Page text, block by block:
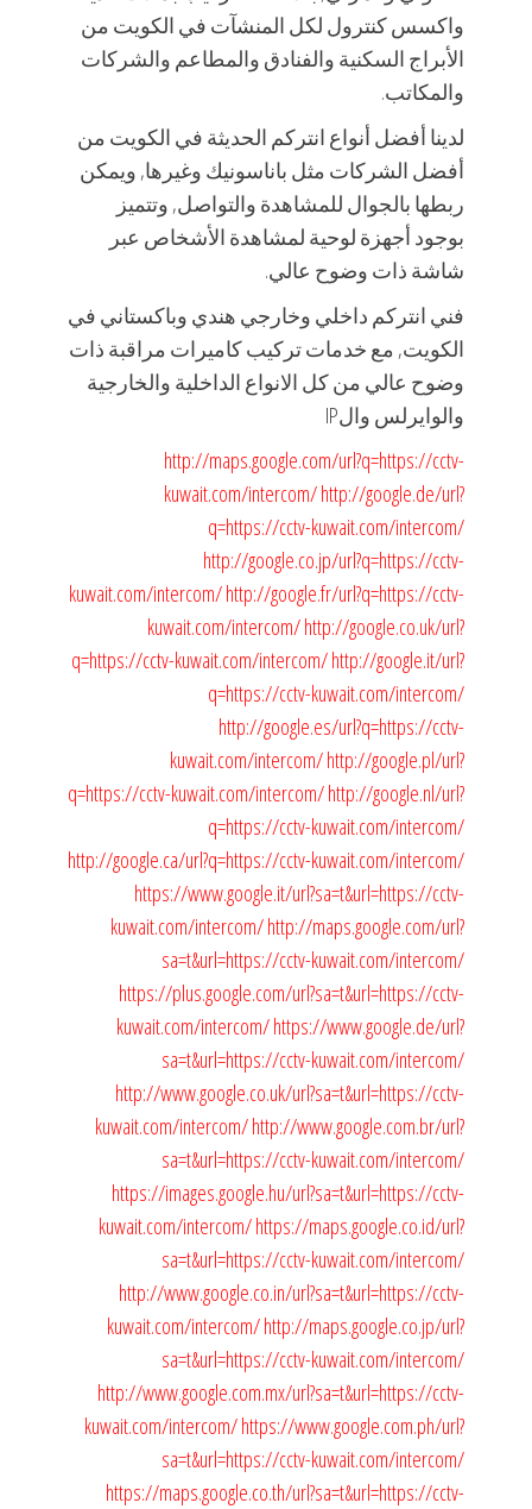
واكسس كنترول لكل المنشآت في الكويت من
الأبراج السكنية والفنادق والمطاعم والشركات
والمكاتب.
لدينا أفضل أنواع انتركم الحديثة في الكويت من
أفضل الشركات مثل باناسونيك وغيرها, ويمكن
ربطها بالجوال للمشاهدة والتواصل, وتتميز
بوجود أجهزة لوحية لمشاهدة الأشخاص عبر
شاشة ذات وضوح عالي.
فني انتركم داخلي وخارجي هندي وباكستاني في
الكويت, مع خدمات تركيب كاميرات مراقبة ذات
وضوح عالي من كل الانواع الداخلية والخارجية
والوايرلس والIP
http://maps.google.com/url?q=https://cctv-
kuwait.com/intercom/http://google.de/url?
q=https://cctv-kuwait.com/intercom/
http://google.co.jp/url?q=https://cctv-
kuwait.com/intercom/http://google.fr/url?q=https://cctv-
kuwait.com/intercom/http://google.co.uk/url?
q=https://cctv-kuwait.com/intercom/http://google.it/url?
q=https://cctv-kuwait.com/intercom/
http://google.es/url?q=https://cctv-
kuwait.com/intercom/http://google.pl/url?
q=https://cctv-kuwait.com/intercom/http://google.nl/url?
q=https://cctv-kuwait.com/intercom/
http://google.ca/url?q=https://cctv-kuwait.com/intercom/
https://www.google.it/url?sa=t&url=https://cctv-
kuwait.com/intercom/http://maps.google.com/url?
sa=t&url=https://cctv-kuwait.com/intercom/
https://plus.google.com/url?sa=t&url=https://cctv-
kuwait.com/intercom/https://www.google.de/url?
sa=t&url=https://cctv-kuwait.com/intercom/
http://www.google.co.uk/url?sa=t&url=https://cctv-
kuwait.com/intercom/http://www.google.com.br/url?
sa=t&url=https://cctv-kuwait.com/intercom/
https://images.google.hu/url?sa=t&url=https://cctv-
kuwait.com/intercom/https://maps.google.co.id/url?
sa=t&url=https://cctv-kuwait.com/intercom/
http://www.google.co.in/url?sa=t&url=https://cctv-
kuwait.com/intercom/http://maps.google.co.jp/url?
sa=t&url=https://cctv-kuwait.com/intercom/
http://www.google.com.mx/url?sa=t&url=https://cctv-
kuwait.com/intercom/https://www.google.com.ph/url?
sa=t&url=https://cctv-kuwait.com/intercom/
https://maps.google.co.th/url?sa=t&url=https://cctv-